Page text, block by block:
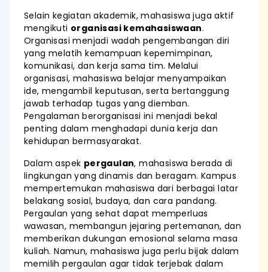
Selain kegiatan akademik, mahasiswa juga aktif
mengikuti organisasi kemahasiswaan.
Organisasi menjadi wadah pengembangan diri
yang melatih kemampuan kepemimpinan,
komunikasi, dan kerja sama tim. Melalui
organisasi, mahasiswa belajar menyampaikan
ide, mengambil keputusan, serta bertanggung
jawab terhadap tugas yang diemban.
Pengalaman berorganisasi ini menjadi bekal
penting dalam menghadapi dunia kerja dan
kehidupan bermasyarakat.
Dalam aspek pergaulan, mahasiswa berada di
lingkungan yang dinamis dan beragam. Kampus
mempertemukan mahasiswa dari berbagai latar
belakang sosial, budaya, dan cara pandang.
Pergaulan yang sehat dapat memperluas
wawasan, membangun jejaring pertemanan, dan
memberikan dukungan emosional selama masa
kuliah. Namun, mahasiswa juga perlu bijak dalam
memilih pergaulan agar tidak terjebak dalam